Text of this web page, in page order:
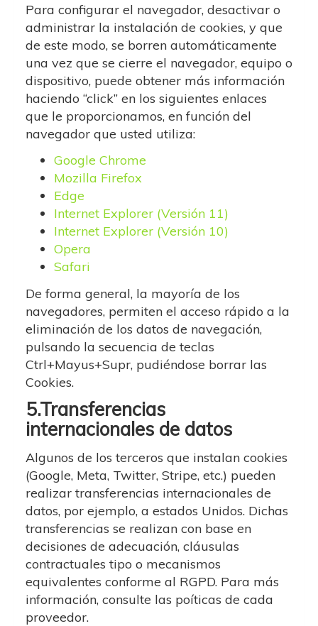
Para configurar el navegador, desactivar o
administrar la instalación de cookies, y que
de este modo, se borren automáticamente
una vez que se cierre el navegador, equipo o
dispositivo, puede obtener más información
haciendo “click” en los siguientes enlaces
que le proporcionamos, en función del
navegador que usted utiliza:
Google Chrome
Mozilla Firefox
Edge
Internet Explorer (Versión 11)
Internet Explorer (Versión 10)
Opera
Safari
De forma general, la mayoría de los
navegadores, permiten el acceso rápido a la
eliminación de los datos de navegación,
pulsando la secuencia de teclas
Ctrl+Mayus+Supr, pudiéndose borrar las
Cookies.
5.Transferencias
internacionales de datos
Algunos de los terceros que instalan cookies
(Google, Meta, Twitter, Stripe, etc.) pueden
realizar transferencias internacionales de
datos, por ejemplo, a estados Unidos. Dichas
transferencias se realizan con base en
decisiones de adecuación, cláusulas
contractuales tipo o mecanismos
equivalentes conforme al RGPD. Para más
información, consulte las poíticas de cada
proveedor.